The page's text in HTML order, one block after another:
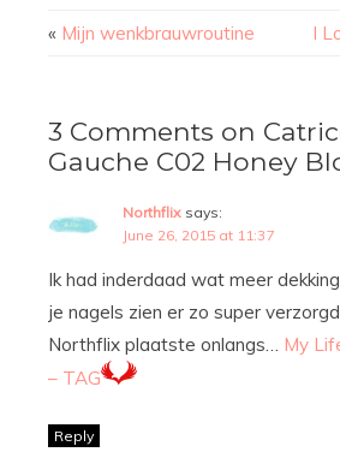
« Mijn wenkbrauwroutine I
3 Comments on
Gauche C02 Honey
Northflix says:
June 26, 2015 at 11:37
Ik had inderdaad wat meer
je nagels zien er zo super
Northflix plaatste onlangs… My
– TAG
Reply